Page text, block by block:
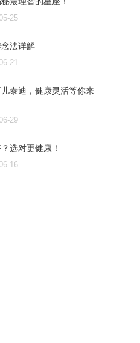
25
法详解
21
泰迪，健康灵活等你来
29
选对更健康！
16